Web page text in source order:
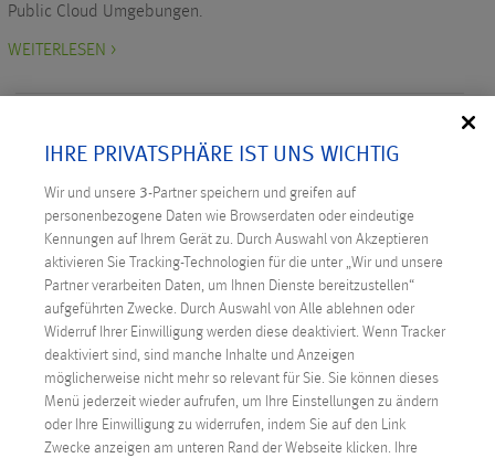
Public Cloud Umgebungen.
WEITERLESEN >
NEUESTE BEITRÄGE
Digitale Souveränität: Österreich ergreift die
Technicus Award: Open Mind – wenn junge Talente
Fragen stellen
Anexia: Cloud Provider aus Österreich feiert
Jubiläum
IHRE PRIVATSPHÄRE IST UNS WICHTIG
Wir und unsere 3-Partner speichern und greifen auf
personenbezogene Daten wie Browserdaten oder eindeutige
Kennungen auf Ihrem Gerät zu. Durch Auswahl von Akzeptieren
aktivieren Sie Tracking-Technologien für die unter „Wir und unsere
Partner verarbeiten Daten, um Ihnen Dienste bereitzustellen“
aufgeführten Zwecke. Durch Auswahl von Alle ablehnen oder
Widerruf Ihrer Einwilligung werden diese deaktiviert. Wenn Tracker
deaktiviert sind, sind manche Inhalte und Anzeigen
möglicherweise nicht mehr so relevant für Sie. Sie können dieses
Menü jederzeit wieder aufrufen, um Ihre Einstellungen zu ändern
oder Ihre Einwilligung zu widerrufen, indem Sie auf den Link
Zwecke anzeigen am unteren Rand der Webseite klicken. Ihre